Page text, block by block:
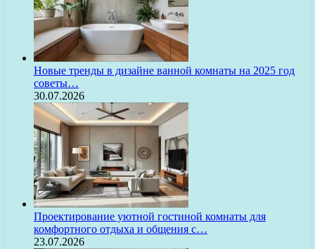
Новые тренды в дизайне ванной комнаты на 2025 год
советы…
30.07.2026
Проектирование уютной гостиной комнаты для
комфортного отдыха и общения с…
23.07.2026